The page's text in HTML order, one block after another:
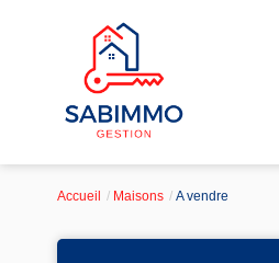
Accueil Maisons A vendre